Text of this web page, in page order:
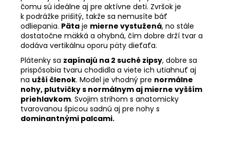
čomu sú ideálne aj pre aktívne deti. Zvršok je
k podrážke prišitý, takže sa nemusíte báť
odliepania. Päta je mierne vystužená, no stále
dostatočne mäkká a ohybná, čím dobre drží tvar a
dodáva vertikálnu oporu päty dieťaťa.
Plátenky sa zapínajú na 2 suché zipsy, dobre sa
prispôsobia tvaru chodidla a viete ich utiahnuť aj
na užší členok. Model je vhodný pre normálne
nohy, plutvičky s normálnym aj mierne vyšším
priehlavkom. Svojim strihom s anatomicky
tvarovanou špicou sadnú aj pre nohy s
dominantnými palcami.